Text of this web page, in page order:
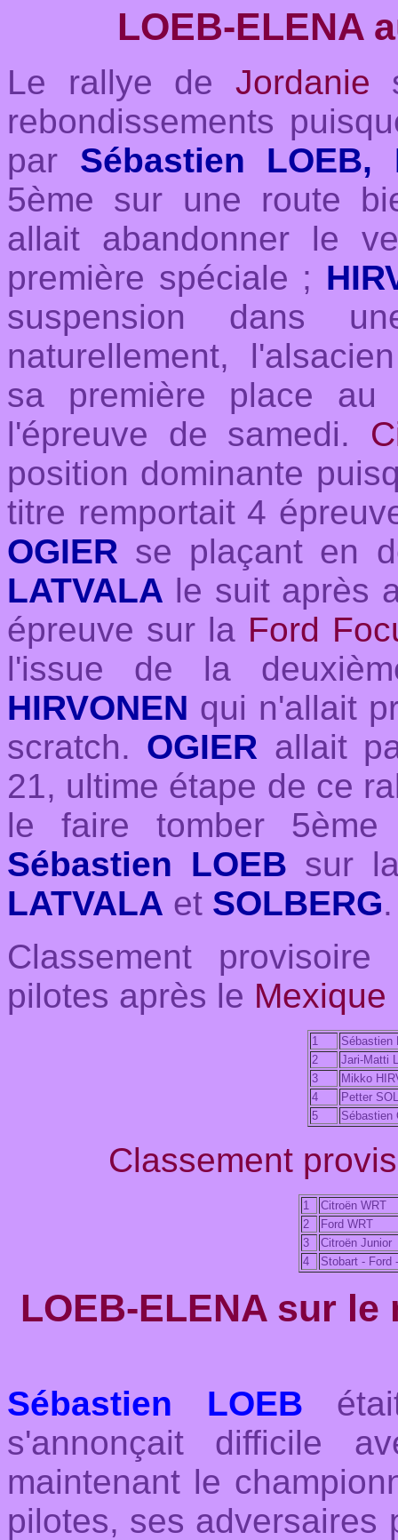
LOEB-ELENA
Le rallye de Jordanie
rebondissements
par Sébastien LOEB,
5ème sur une route
allait abandonner le
première spéciale ;
suspension dans
naturellement,
sa première place au
l'épreuve de samedi.
position dominante
titre remportait 4
OGIER se plaçant en
LATVALA le suit après
épreuve sur la Ford
l'issue de la
HIRVONEN qui n'allait
scratch. OGIER allait
21, ultime étape de ce
le faire tomber 5ème
Sébastien LOEB sur
LATVALA et SOLBERG.
Classement
pilotes après le Mexique
1
Sébastien
2
Jari-Matti
3
Mikko
4
Petter
5
Sébastien
Classement
1
Citroën WRT
2
Ford WRT
3
Citroën Junior
4
Stobart - Ford
LOEB-ELENA sur
Sébastien LOEB
s'annonçait difficile
maintenant le
pilotes, ses adversaires